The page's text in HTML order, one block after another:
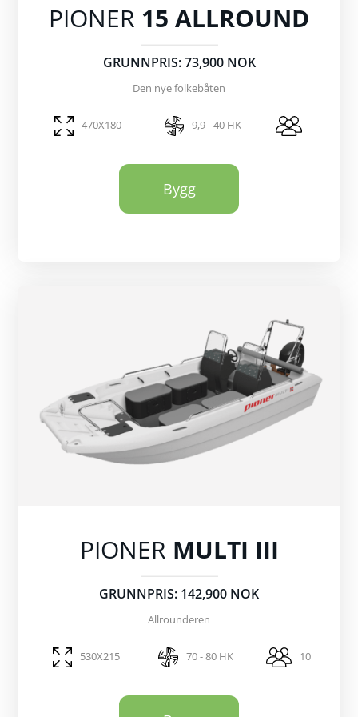
PIONER 15 ALLROUND
GRUNNPRIS: 73,900 NOK
Den nye folkebåten
470X180 9,9 - 40 HK
Bygg
PIONER MULTI III
GRUNNPRIS: 142,900 NOK
Allrounderen
530X215 70 - 80 HK 10